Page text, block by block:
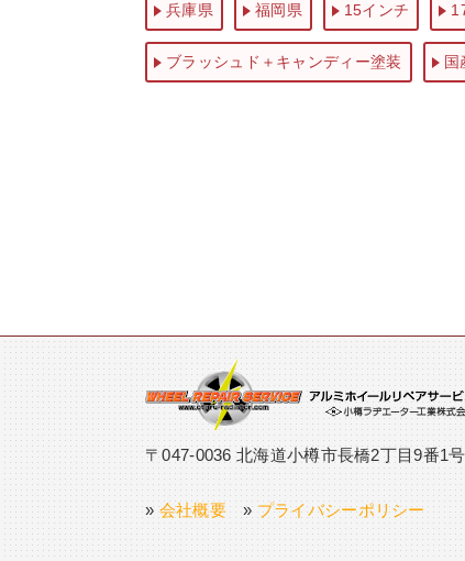
兵庫県 福岡県 15インチ
ブラッシュド＋キャンディー塗装 国
〒047-0036 北海道小樽市長橋2丁目9番1号
»会社概要» プライバシーポリシー